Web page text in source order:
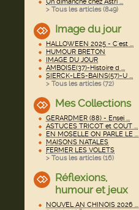
> Tous les articles (849)
Image du jour
HALLOWEEN 2025 - C'est ...
HUMOUR BRETON
IMAGE DU JOUR
AMBOISE(37)-Histoire d ...
SIERCK-LES-BAINS(57)-U ...
> Tous les articles (72)
Mes Collections
GERARDMER (88) - Ensei ...
ASTUCES TRICOT et COUT ...
EN MOSELLE ON PARLE LE ...
MAISONS NATALES
FERMER LES VOLETS
> Tous les articles (16)
Réflexions,
humour et jeux
NOUVEL AN CHINOIS 2026 ...